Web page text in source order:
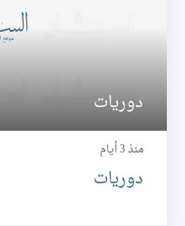
دوريات
منذ 3 أيام
دوريات